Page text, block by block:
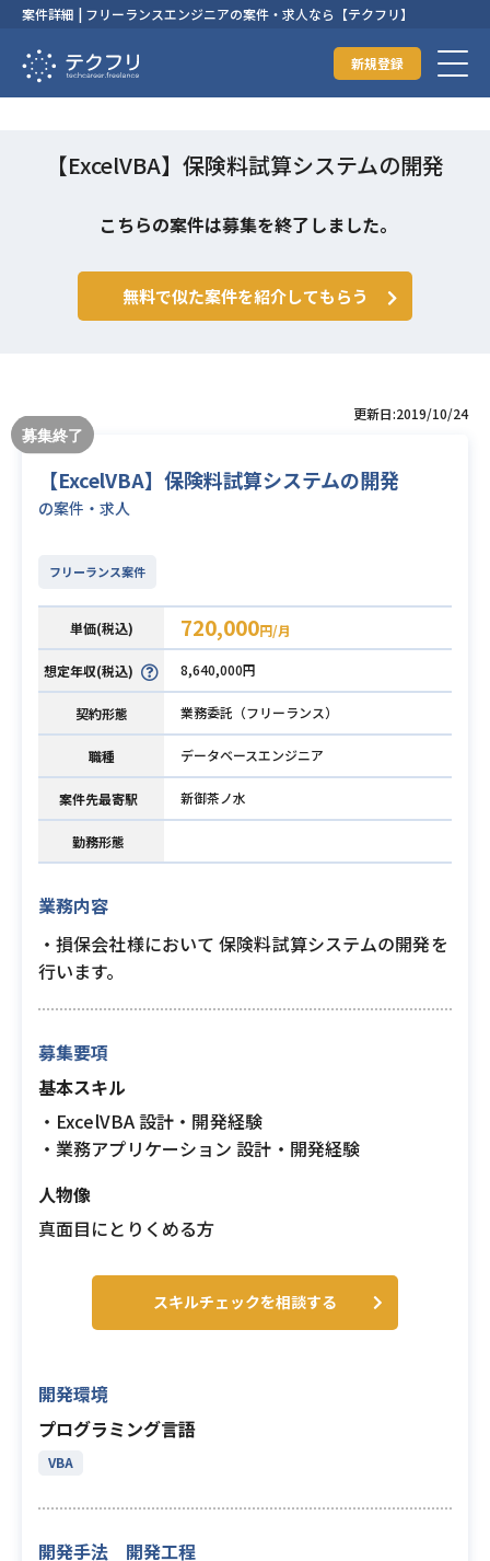
案件詳細 | フリーランスエンジニアの案件・求人なら【テクフリ】
新規登録
【ExcelVBA】保険料試算システムの開発
こちらの案件は募集を終了しました。
無料で似た案件を紹介してもらう
更新日:2019/10/24
【ExcelVBA】保険料試算システムの開発
の案件・求人
フリーランス案件
単価(税込) 720,000円/月
想定年収(税込) 8,640,000円
契約形態 業務委託（フリーランス）
職種 データベースエンジニア
案件先最寄駅 新御茶ノ水
勤務形態
業務内容
・損保会社様において 保険料試算システムの開発を
行います。
募集要項
基本スキル
・ExcelVBA 設計・開発経験
・業務アプリケーション 設計・開発経験
人物像
真面目にとりくめる方
スキルチェックを相談する
開発環境
プログラミング言語
VBA
開発手法 開発工程